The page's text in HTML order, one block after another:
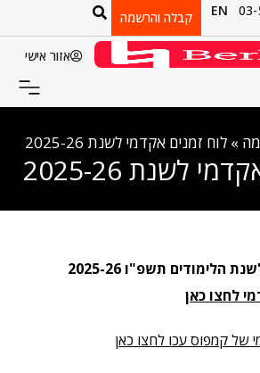
EN קבלה והרשמה
אזור אישי
»לוח זמנים אקדמי לשנת 2025-26
לשנת 2025-26
הלימודים תשפ"ו 2025-26
לחצו כאן
של קמפוס עכו לחצו כאן